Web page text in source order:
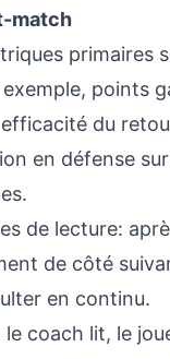
match
primaires
exemple, points
du
en défense
de lecture:
de côté
en continu.
coach lit, le